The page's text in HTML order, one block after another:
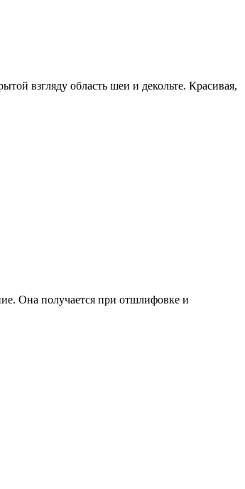
взгляду область шеи и декольте. Красивая,
Она получается при отшлифовке и